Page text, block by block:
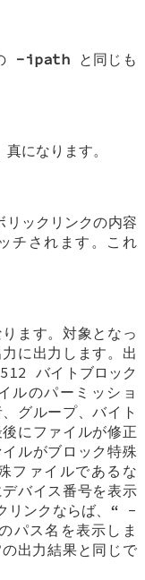
-ipathと同じも
になります。
リックリンクの内容
チされます。これ
ます。対象となっ
に出力します。出
バイトブロック
ルのパーミッショ
グループ、バイト
にファイルが修正
ルがブロック特殊
ファイルであるな
バイス番号を表示
リンクならば、“ -
パス名を表示しま
の出力結果と同じで